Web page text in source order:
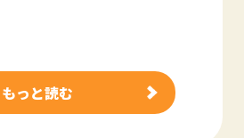
もっと読む